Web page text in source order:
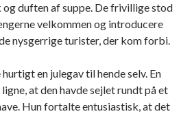
duften af suppe. De frivillige stod
velkommen og introducere
nysgerrige turister, der kom forbi.
en julegav til hende selv. En
at den havde sejlet rundt på et
Hun fortalte entusiastisk, at det